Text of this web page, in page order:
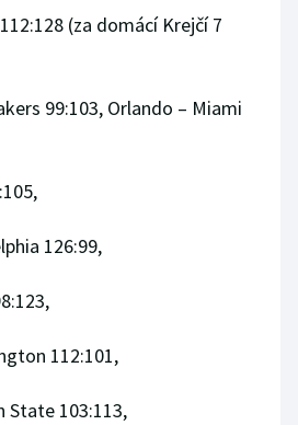
(za domácí Krejčí 7
99:103, Orlando – Miami
126:99,
112:101,
State 103:113,